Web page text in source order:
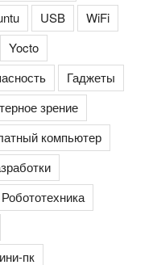
USB
WiFi
Yocto
Гаджеты
зрение
компьютер
Робототехника
пк